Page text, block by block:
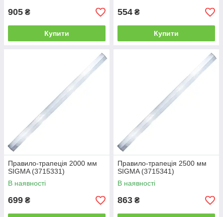
905 ₴
Купити
554 ₴
Купити
Правило-трапеція 2000 мм
SIGMA (3715331)
В наявності
699 ₴
Правило-трапеція 2500 мм
SIGMA (3715341)
В наявності
863 ₴